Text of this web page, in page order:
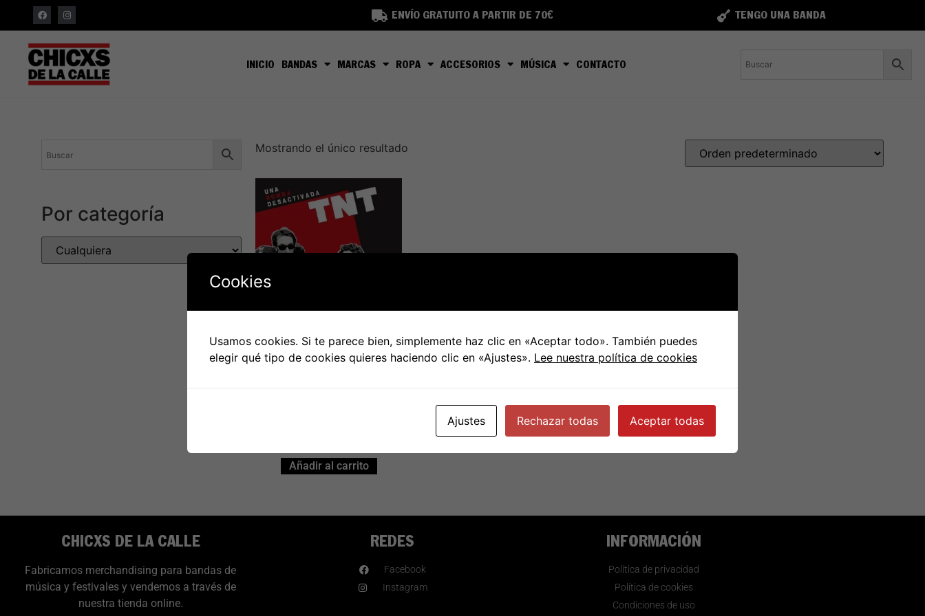
ENVÍO GRATUITO A PARTIR DE 70€ TENGO UNA BANDA
INICIO BANDAS MARCAS ROPA ACCESORIOS MÚSICA CONTACTO
Por categoría
Mostrando el único resultado
LP TNT – Una bomba
desactivada
Añadir al carrito
CHICXS DE LA CALLE
Fabricamos merchandising para bandas de
música y festivales y vendemos a través de
nuestra tienda online.
REDES
Facebook
Instagram
INFORMACIÓN
Política de privacidad
Política de cookies
Condiciones de uso
Cookies
Usamos cookies. Si te parece bien, simplemente haz clic en «Aceptar todo». También puedes
elegir qué tipo de cookies quieres haciendo clic en «Ajustes». Lee nuestra política de cookies
Ajustes Rechazar todas Aceptar todas